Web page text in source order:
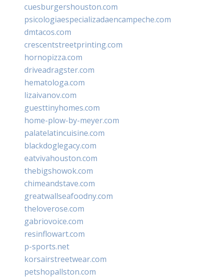
cuesburgershouston.com
psicologiaespecializadaencampeche.com
dmtacos.com
crescentstreetprinting.com
hornopizza.com
driveadragster.com
hematologa.com
lizaivanov.com
guesttinyhomes.com
home-plow-by-meyer.com
palatelatincuisine.com
blackdoglegacy.com
eatvivahouston.com
thebigshowok.com
chimeandstave.com
greatwallseafoodny.com
theloverose.com
gabriovoice.com
resinflowart.com
p-sports.net
korsairstreetwear.com
petshopallston.com